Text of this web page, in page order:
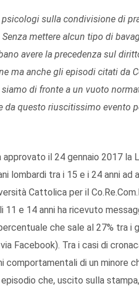
sulla condivisione di
Senza mettere alcun tipo di
avere la precedenza sul
ma anche gli episodi citati da
di fronte a un vuoto
da questo riuscitissimo evento
approvato il 24 gennaio 2017 la
lombardi tra i 15 e i 24 anni ad
Cattolica per il
e 14 anni ha ricevuto
che sale al 27% tra i
Facebook). Tra i casi di
comportamentali di un minore
che, uscito sulla